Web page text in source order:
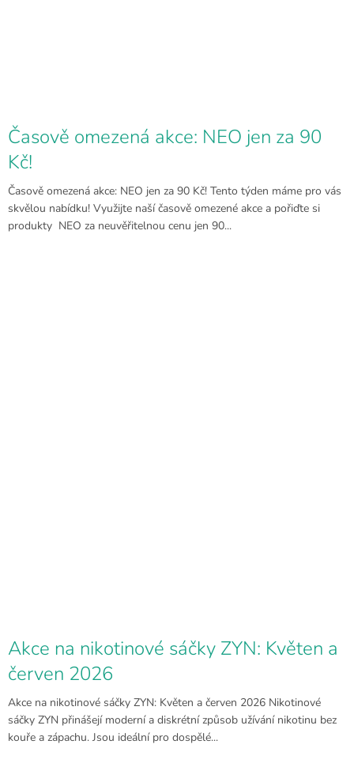
Časově omezená akce: NEO jen za 90
Kč!
Časově omezená akce: NEO jen za 90 Kč! Tento týden máme pro vás
skvělou nabídku! Využijte naší časově omezené akce a pořiďte si
produkty NEO za neuvěřitelnou cenu jen 90...
Akce na nikotinové sáčky ZYN: Květen a
červen 2026
Akce na nikotinové sáčky ZYN: Květen a červen 2026 Nikotinové
sáčky ZYN přinášejí moderní a diskrétní způsob užívání nikotinu bez
kouře a zápachu. Jsou ideální pro dospělé...